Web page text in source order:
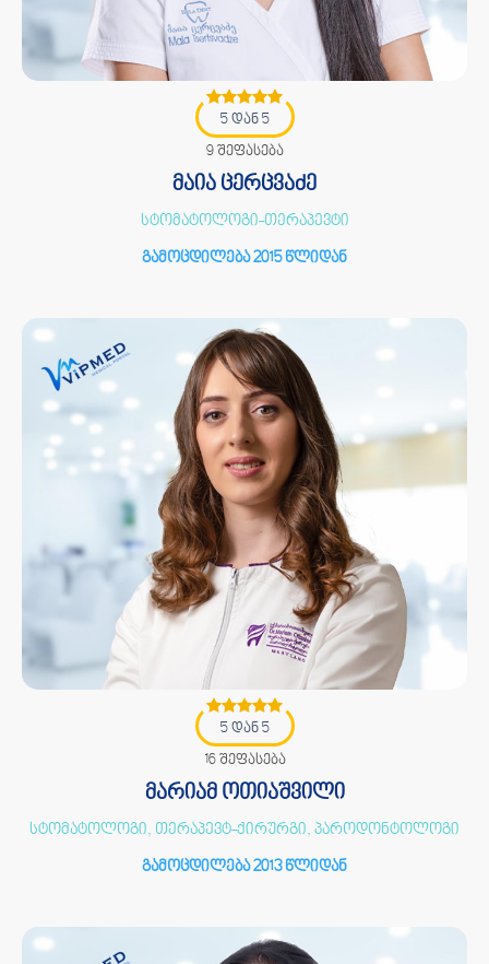
5 დან 5
9 შეფასება
მაია ცერცვაძე
სტომატოლოგი-თერაპევტი
გამოცდილება 2015 წლიდან
5 დან 5
16 შეფასება
მარიამ ოთიაშვილი
სტომატოლოგი, თერაპევტ-ქირურგი, პაროდონტოლოგი
გამოცდილება 2013 წლიდან